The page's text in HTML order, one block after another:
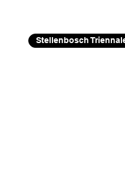
Stellenbosch